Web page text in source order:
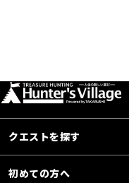
クエストを探す
初めての方へ